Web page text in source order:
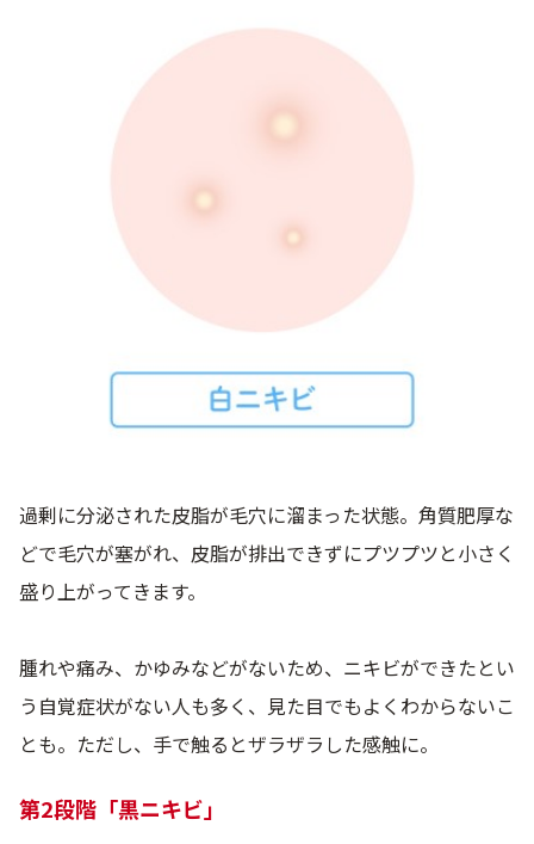
過剰に分泌された皮脂が毛穴に溜まった状態。角質肥厚な
どで毛穴が塞がれ、皮脂が排出できずにプツプツと小さく
盛り上がってきます。
腫れや痛み、かゆみなどがないため、ニキビができたとい
う自覚症状がない人も多く、見た目でもよくわからないこ
とも。ただし、手で触るとザラザラした感触に。
第2段階「黒ニキビ」